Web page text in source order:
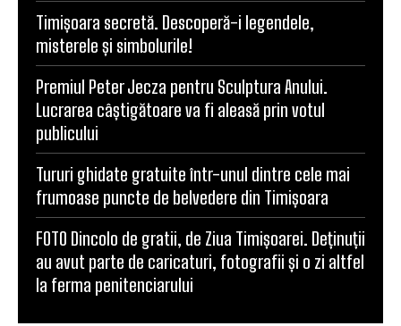
Timișoara secretă. Descoperă-i legendele,
misterele și simbolurile!
Premiul Peter Jecza pentru Sculptura Anului.
Lucrarea câștigătoare va fi aleasă prin votul
publicului
Tururi ghidate gratuite într-unul dintre cele mai
frumoase puncte de belvedere din Timișoara
FOTO Dincolo de gratii, de Ziua Timișoarei. Deținuții
au avut parte de caricaturi, fotografii și o zi altfel
la ferma penitenciarului